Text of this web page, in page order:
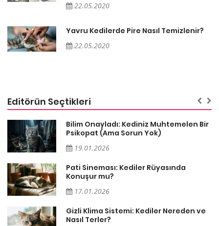
22.05.2020
Yavru Kedilerde Pire Nasıl Temizlenir?
22.05.2020
Editörün Seçtikleri
Bilim Onayladı: Kediniz Muhtemelen Bir
Psikopat (Ama Sorun Yok)
19.01.2026
Pati Sineması: Kediler Rüyasında
Konuşur mu?
17.01.2026
Gizli Klima Sistemi: Kediler Nereden ve
Nasıl Terler?